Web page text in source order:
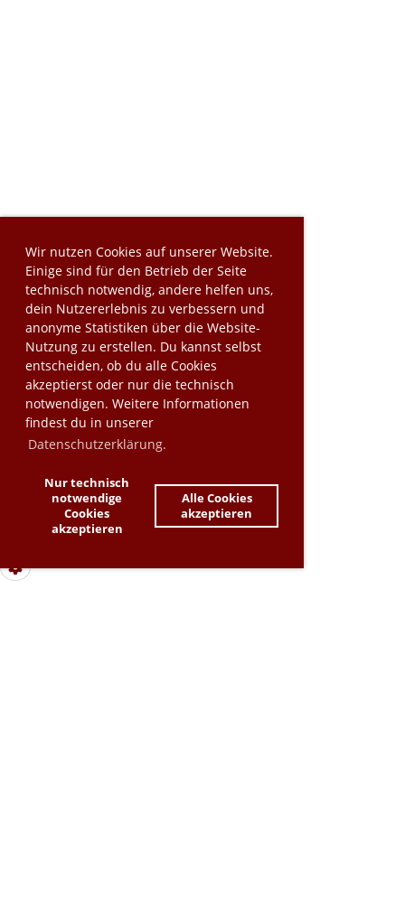
Wir nutzen Cookies auf unserer Website.
Einige sind für den Betrieb der Seite
technisch notwendig, andere helfen uns,
dein Nutzererlebnis zu verbessern und
anonyme Statistiken über die Website-
Nutzung zu erstellen. Du kannst selbst
entscheiden, ob du alle Cookies
akzeptierst oder nur die technisch
notwendigen. Weitere Informationen
findest du in unserer
Datenschutzerklärung.
Nur technisch
notwendige
Cookies
akzeptieren
Alle Cookies
akzeptieren